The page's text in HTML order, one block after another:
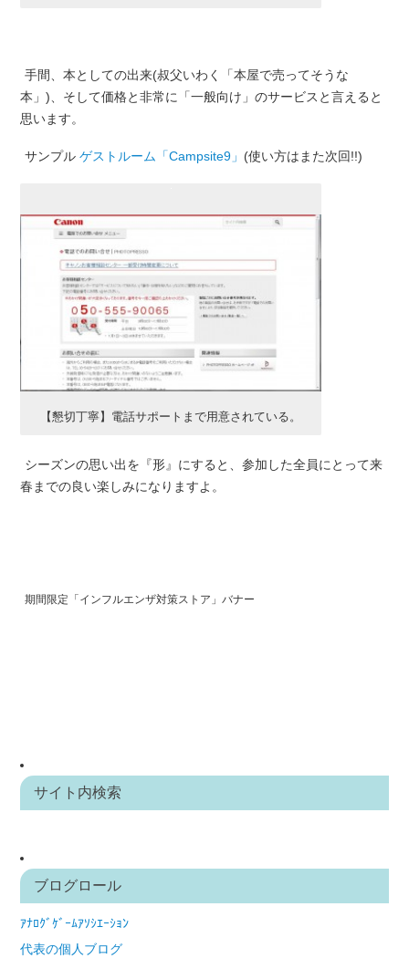
手間、本としての出来(叔父いわく「本屋で売ってそうな
本」)、そして価格と非常に「一般向け」のサービスと言えると
思います。
サンプル ゲストルーム「Campsite9」 (使い方はまた次回!!)
【懇切丁寧】電話サポートまで用意されている。
シーズンの思い出を『形』にすると、参加した全員にとって来
春までの良い楽しみになりますよ。
期間限定「インフルエンザ対策ストア」バナー
サイト内検索
ブログロール
ｱﾅﾛｸﾞｹﾞｰﾑｱｿｼｴｰｼｮﾝ
代表の個人ブログ